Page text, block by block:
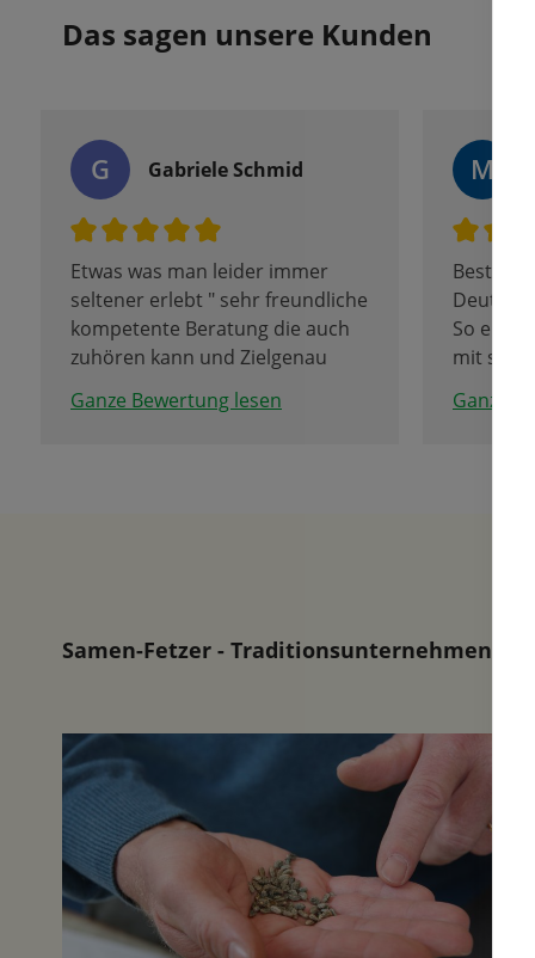
Das sagen unsere Kunden
G Gabriele Schmid
Etwas was man leider immer
seltener erlebt " sehr freundliche
kompetente Beratung die auch
zuhören kann und Zielgenau
berät und das in allen Sparten.
Tolle Firma mit erstklassigen
Ganze Bewertung lesen
M
Bester
So eine
mit so
Liebe
Ganze
Samen-Fetzer - Traditionsunternehmen in